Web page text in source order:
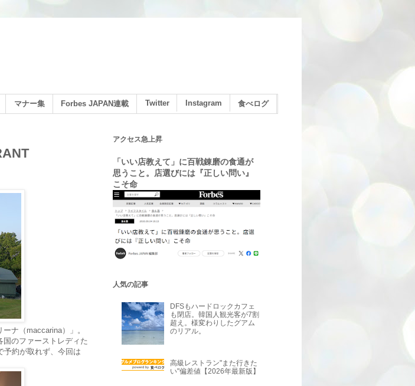
マナー集 Forbes JAPAN連載 Twitter Instagram 食べログ
ナ（maccarina）」。
のファーストレディた
予約が取れず、今回は
アクセス急上昇
「いい店教えて」に百戦錬磨の食通が
思うこと。店選びには『正しい問い』
こそ命
人気の記事
DFSもハードロックカフェ
も閉店。韓国人観光客が7割
超え。様変わりしたグアム
のリアル。
高級レストラン"また行きた
い"偏差値【2026年最新版】